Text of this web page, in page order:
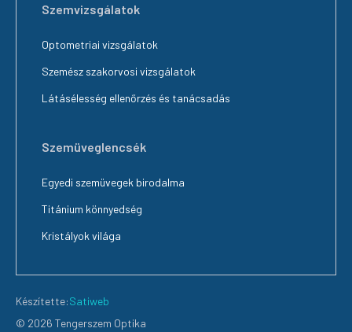
Szemvizsgálatok
Optometriai vizsgálatok
Szemész szakorvosi vizsgálatok
Látásélesség ellenőrzés és tanácsadás
Szemüveglencsék
Egyedi szemüvegek birodalma
Titánium könnyedség
Kristályok világa
© 2026 Tengerszem Optika
Készítette:Satiweb